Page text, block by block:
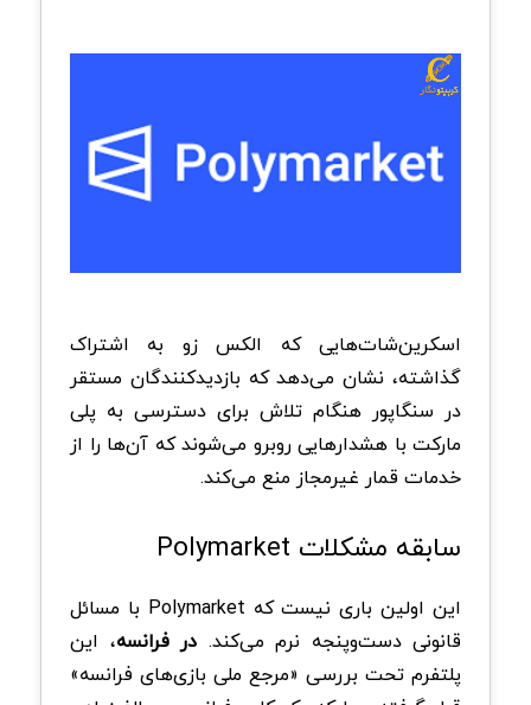
اسکرین‌شات‌هایی که الکس زو به اشتراک
گذاشته، نشان می‌دهد که بازدیدکنندگان مستقر
در سنگاپور هنگام تلاش برای دسترسی به پلی
مارکت با هشدارهایی روبرو می‌شوند که آن‌ها را از
خدمات قمار غیرمجاز منع می‌کند.
سابقه مشکلات Polymarket
این اولین باری نیست که Polymarket با مسائل
قانونی دست‌وپنجه نرم می‌کند. در فرانسه، این
پلتفرم تحت بررسی «مرجع ملی بازی‌های فرانسه»